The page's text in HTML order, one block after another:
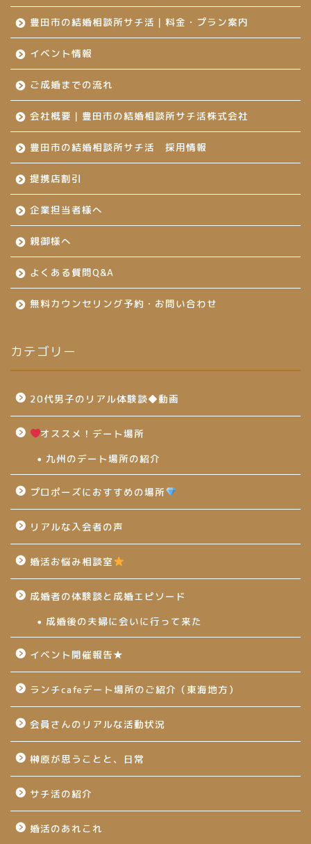
豊田市の結婚相談所サチ活｜料金・プラン案内
イベント情報
ご成婚までの流れ
会社概要｜豊田市の結婚相談所サチ活株式会社
豊田市の結婚相談所サチ活 採用情報
提携店割引
企業担当者様へ
親御様へ
よくある質問Q&A
無料カウンセリング予約・お問い合わせ
カテゴリー
20代男子のリアル体験談◆動画
オススメ！デート場所
九州のデート場所の紹介
プロポーズにおすすめの場所
リアルな入会者の声
婚活お悩み相談室
成婚者の体験談と成婚エピソード
成婚後の夫婦に会いに行って来た
イベント開催報告★
ランチcafeデート場所のご紹介（東海地方）
会員さんのリアルな活動状況
榊原が思うことと、日常
サチ活の紹介
婚活のあれこれ